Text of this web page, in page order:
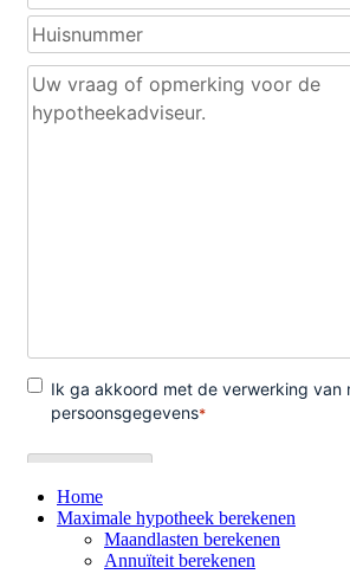
Home
Maximale hypotheek berekenen
Maandlasten berekenen
Annuïteit berekenen